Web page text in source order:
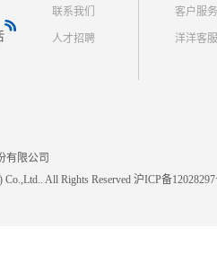
联系我们
人才招聘
客户服务
洋洋客服
有限公司
All Rights Reserved 沪ICP备